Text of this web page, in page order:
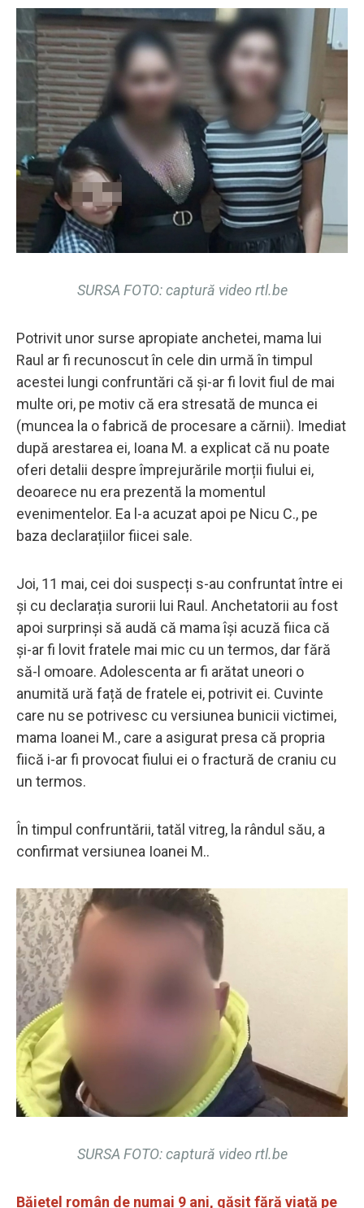
SURSA FOTO: captură video rtl.be
Potrivit unor surse apropiate anchetei, mama lui
Raul ar fi recunoscut în cele din urmă în timpul
acestei lungi confruntări că și-ar fi lovit fiul de mai
multe ori, pe motiv că era stresată de munca ei
(muncea la o fabrică de procesare a cărnii). Imediat
după arestarea ei, Ioana M. a explicat că nu poate
oferi detalii despre împrejurările morții fiului ei,
deoarece nu era prezentă la momentul
evenimentelor. Ea l-a acuzat apoi pe Nicu C., pe
baza declarațiilor fiicei sale.
Joi, 11 mai, cei doi suspecți s-au confruntat între ei
și cu declarația surorii lui Raul. Anchetatorii au fost
apoi surprinși să audă că mama își acuză fiica că
și-ar fi lovit fratele mai mic cu un termos, dar fără
să-l omoare. Adolescenta ar fi arătat uneori o
anumită ură față de fratele ei, potrivit ei. Cuvinte
care nu se potrivesc cu versiunea bunicii victimei,
mama Ioanei M., care a asigurat presa că propria
fiică i-ar fi provocat fiului ei o fractură de craniu cu
un termos.
În timpul confruntării, tatăl vitreg, la rândul său, a
confirmat versiunea Ioanei M..
SURSA FOTO: captură video rtl.be
Băiețel român de numai 9 ani, găsit fără viață pe